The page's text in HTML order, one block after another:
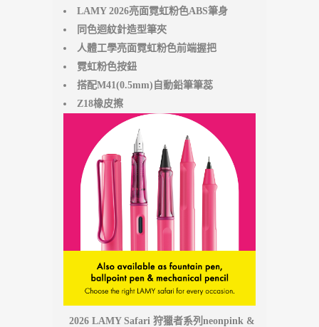
LAMY 2026亮面霓虹粉色ABS筆身
同色迴紋針造型筆夾
人體工學亮面霓虹粉色前端握把
霓虹粉色按鈕
搭配M41(0.5mm)自動鉛筆筆蕊
Z18橡皮擦
2026 LAMY Safari 狩獵者系列neonpink &